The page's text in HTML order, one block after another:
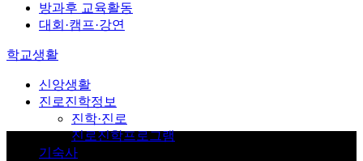
방과후 교육활동
대회·캠프·강연
학교생활
신앙생활
진로진학정보
진학·진로
진로진학프로그램
기숙사